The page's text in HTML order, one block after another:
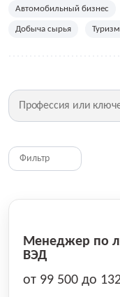
Автомобильный бизнес
Добыча сырья
Фитнес, красота, спорт
Медицина, фармацевтика
HR, управление
Топ менеджмент,
Фильтр
Менеджер по
ВЭД
от 99 500 до